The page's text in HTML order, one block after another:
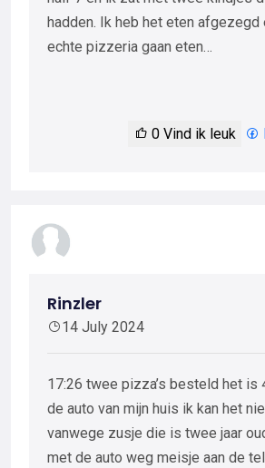
hadden. Ik heb het eten afgezegd
echte pizzeria gaan eten…
0 Vind ik leuk
Rinzler
14 July 2024
17:26 twee pizza’s besteld het is
de auto van mijn huis ik kan het
vanwege zusje die is twee jaar
met de auto weg meisje aan de